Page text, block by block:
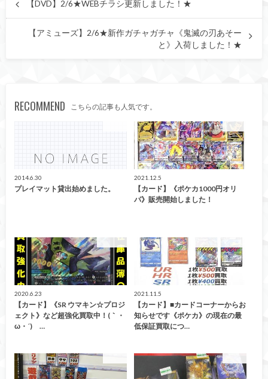
【DVD】2/6★WEBチラシ更新しました！★
【アミューズ】2/6★新作ガチャガチャ《鬼滅の刃あそー
と》入荷しました！★
RECOMMEND こちらの記事も人気です。
2014.6.30
プレイマット貸出始めました。
2021.12.5
【カード】《ポケカ1000円オリ
パ》販売開始しました！
買取情報
2020.6.23
【カード】《SR ウマキン☆プロジ
ェクト》など超強化買取中！(｀・
ω・´)ゞ…
2021.11.5
【カード】■カードコーナーからお
知らせです《ポケカ》の現在の最
低保証買取につ…